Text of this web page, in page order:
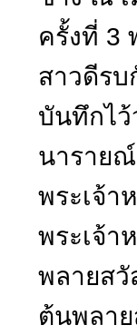
ครั้งที่ 3
สาวดีรบ
บันทึกไ
นาราย
พระเจ้า
พระเจ้
พลายส
ต้นพลา